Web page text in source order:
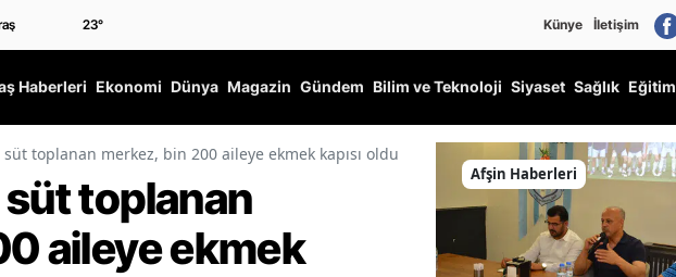
23° Künye İletişim
Haberleri Ekonomi Dünya Magazin Gündem Bilim ve Teknoloji Siyaset Sağlık Eğitim
toplanan merkez, bin 200 aileye ekmek kapısı oldu
toplanan
aileye ekmek
Afşin Haberleri